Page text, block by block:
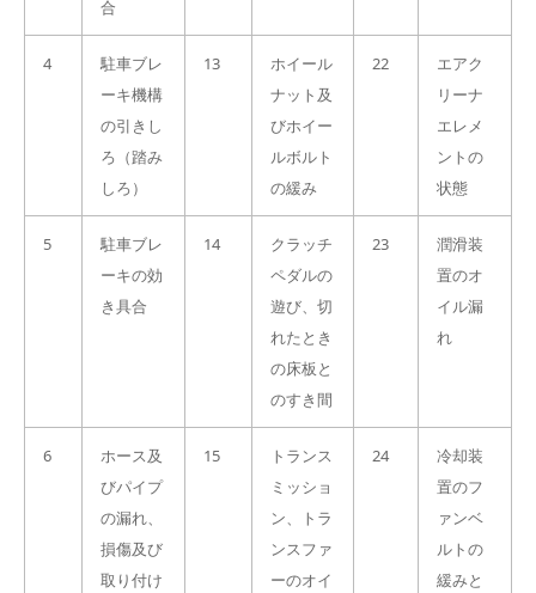
合
4
駐車ブレ
ーキ機構
の引きし
ろ（踏み
しろ）
13
ホイール
ナット及
びホイー
ルボルト
の緩み
22
エアク
リーナ
エレメ
ントの
状態
5
駐車ブレ
ーキの効
き具合
14
クラッチ
ペダルの
遊び、切
れたとき
の床板と
のすき間
23
潤滑装
置のオ
イル漏
れ
6
ホース及
びパイプ
の漏れ、
損傷及び
取り付け
15
トランス
ミッショ
ン、トラ
ンスファ
ーのオイ
24
冷却装
置のフ
ァンベ
ルトの
緩みと